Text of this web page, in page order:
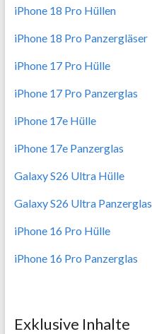
iPhone 18 Pro Hüllen
iPhone 18 Pro Panzergläser
iPhone 17 Pro Hülle
iPhone 17 Pro Panzerglas
iPhone 17e Hülle
iPhone 17e Panzerglas
Galaxy S26 Ultra Hülle
Galaxy S26 Ultra Panzerglas
iPhone 16 Pro Hülle
iPhone 16 Pro Panzerglas
Exklusive Inhalte